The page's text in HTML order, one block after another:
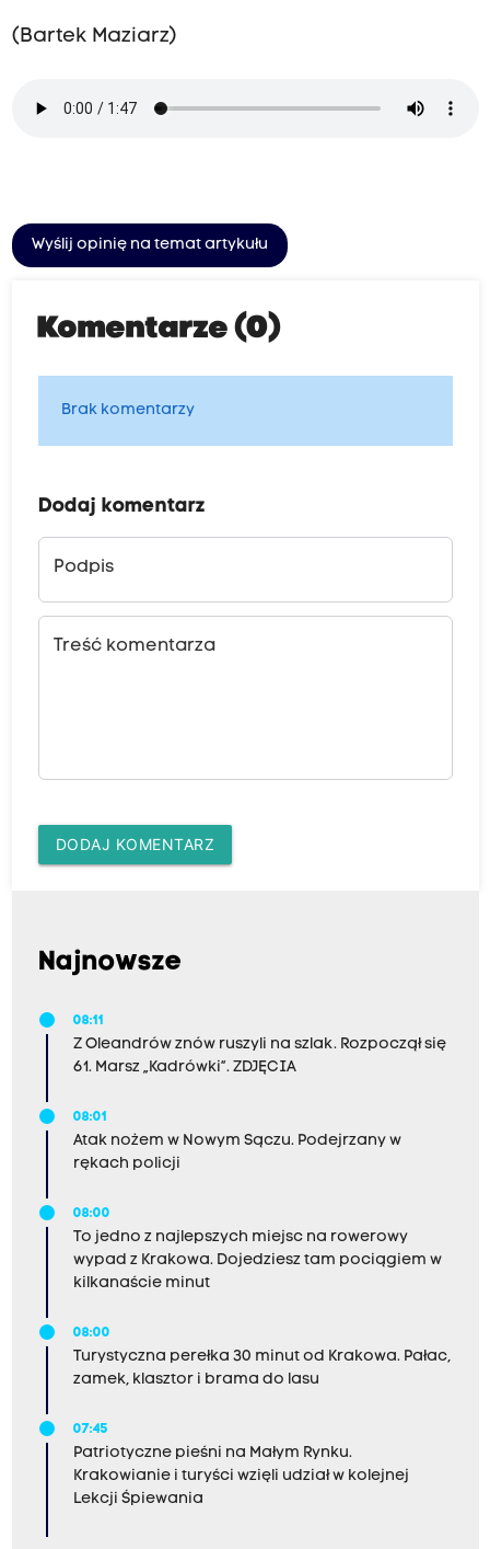
(Bartek Maziarz)
Wyślij opinię na temat artykułu
Komentarze (0)
Brak komentarzy
Dodaj komentarz
Podpis
Treść komentarza
DODAJ KOMENTARZ
Najnowsze
08:11
Z Oleandrów znów ruszyli na szlak. Rozpoczął się
61. Marsz „Kadrówki”. ZDJĘCIA
08:01
Atak nożem w Nowym Sączu. Podejrzany w
rękach policji
08:00
To jedno z najlepszych miejsc na rowerowy
wypad z Krakowa. Dojedziesz tam pociągiem w
kilkanaście minut
08:00
Turystyczna perełka 30 minut od Krakowa. Pałac,
zamek, klasztor i brama do lasu
07:45
Patriotyczne pieśni na Małym Rynku.
Krakowianie i turyści wzięli udział w kolejnej
Lekcji Śpiewania